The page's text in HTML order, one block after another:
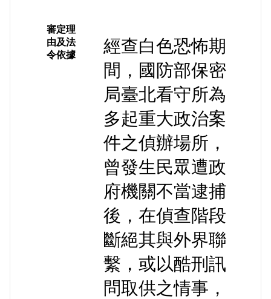
審定理
由及法
令依據
經查白色恐怖期
間，國防部保密
局臺北看守所為
多起重大政治案
件之偵辦場所，
曾發生民眾遭政
府機關不當逮捕
後，在偵查階段
斷絕其與外界聯
繫，或以酷刑訊
問取供之情事，